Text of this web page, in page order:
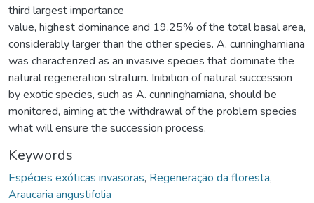
third largest importance
value, highest dominance and 19.25% of the total basal area,
considerably larger than the other species. A. cunninghamiana
was characterized as an invasive species that dominate the
natural regeneration stratum. Inibition of natural succession
by exotic species, such as A. cunninghamiana, should be
monitored, aiming at the withdrawal of the problem species
what will ensure the succession process.
Keywords
Espécies exóticas invasoras, Regeneração da floresta,
Araucaria angustifolia